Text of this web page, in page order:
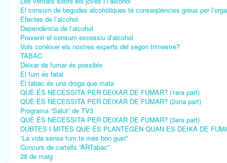
El consum de begudes alcohòliques té conseqüències greus per
Efectes de l’alcohol
Dependència de l’alcohol
Prevenir el consum excessiu d’alcohol
Vols conèixer els nostres experts del segon trimestre?
TABAC
Deixar de fumar és possible
El fum és fatal
El tabac és una droga que mata
QUÈ ÉS NECESSITA PER DEIXAR DE FUMAR? (1era part)
QUÈ ÉS NECESSITA PER DEIXAR DE FUMAR? (2ona part)
Programa “Salut” de TV3
QUÈ ÉS NECESSITA PER DEIXAR DE FUMAR? (3era part)
DUBTES I MITES QUE ES PLANTEGEN QUAN ES DEIXA DE
“La vida sense fum té més bon gust”
Concurs de cartells “ARTabac”
28 de maig